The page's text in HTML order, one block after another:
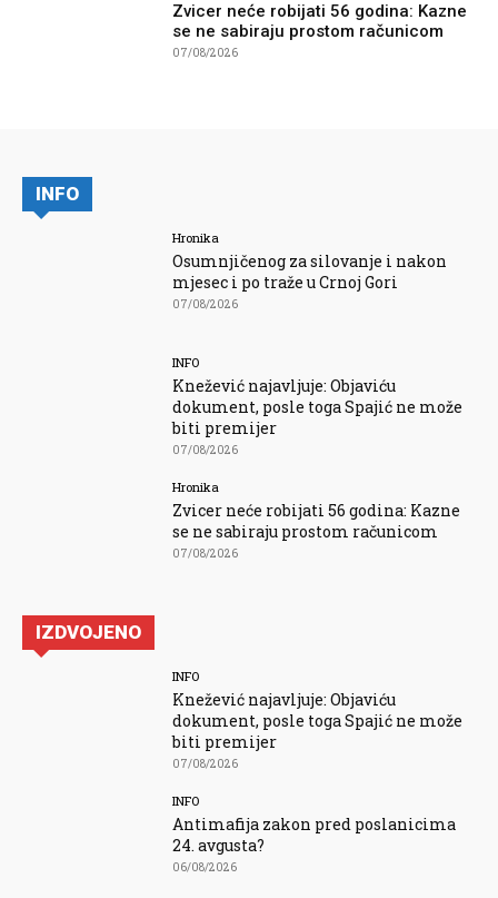
Zvicer neće robijati 56 godina: Kazne
se ne sabiraju prostom računicom
07/08/2026
INFO
Hronika
Osumnjičenog za silovanje i nakon
mjesec i po traže u Crnoj Gori
07/08/2026
INFO
Knežević najavljuje: Objaviću
dokument, posle toga Spajić ne može
biti premijer
07/08/2026
Hronika
Zvicer neće robijati 56 godina: Kazne
se ne sabiraju prostom računicom
07/08/2026
IZDVOJENO
INFO
Knežević najavljuje: Objaviću
dokument, posle toga Spajić ne može
biti premijer
07/08/2026
INFO
Antimafija zakon pred poslanicima
24. avgusta?
06/08/2026